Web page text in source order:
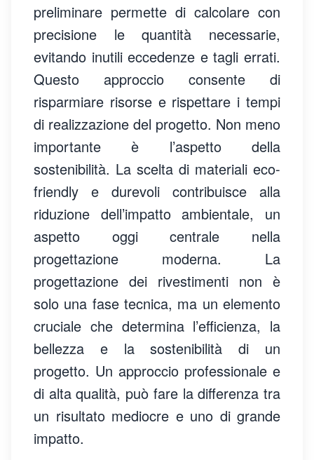
preliminare permette di calcolare con
precisione le quantità necessarie,
evitando inutili eccedenze e tagli errati.
Questo approccio consente di
risparmiare risorse e rispettare i tempi
di realizzazione del progetto. Non meno
importante è l’aspetto della
sostenibilità. La scelta di materiali eco-
friendly e durevoli contribuisce alla
riduzione dell’impatto ambientale, un
aspetto oggi centrale nella
progettazione moderna. La
progettazione dei rivestimenti non è
solo una fase tecnica, ma un elemento
cruciale che determina l’efficienza, la
bellezza e la sostenibilità di un
progetto. Un approccio professionale e
di alta qualità, può fare la differenza tra
un risultato mediocre e uno di grande
impatto.